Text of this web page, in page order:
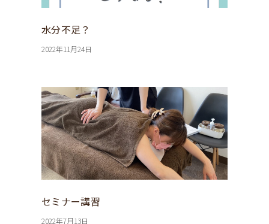
水分不足？
2022年11月24日
セミナー講習
2022年7月13日